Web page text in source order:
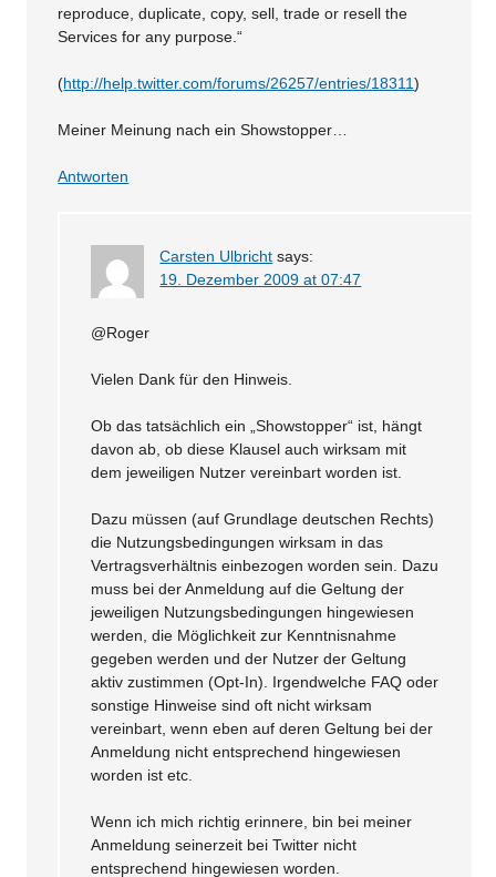
reproduce, duplicate, copy, sell, trade or resell the
Services for any purpose.“
(http://help.twitter.com/forums/26257/entries/18311)
Meiner Meinung nach ein Showstopper…
Antworten
Carsten Ulbricht says:
19. Dezember 2009 at 07:47
@Roger
Vielen Dank für den Hinweis.
Ob das tatsächlich ein „Showstopper“ ist, hängt
davon ab, ob diese Klausel auch wirksam mit
dem jeweiligen Nutzer vereinbart worden ist.
Dazu müssen (auf Grundlage deutschen Rechts)
die Nutzungsbedingungen wirksam in das
Vertragsverhältnis einbezogen worden sein. Dazu
muss bei der Anmeldung auf die Geltung der
jeweiligen Nutzungsbedingungen hingewiesen
werden, die Möglichkeit zur Kenntnisnahme
gegeben werden und der Nutzer der Geltung
aktiv zustimmen (Opt-In). Irgendwelche FAQ oder
sonstige Hinweise sind oft nicht wirksam
vereinbart, wenn eben auf deren Geltung bei der
Anmeldung nicht entsprechend hingewiesen
worden ist etc.
Wenn ich mich richtig erinnere, bin bei meiner
Anmeldung seinerzeit bei Twitter nicht
entsprechend hingewiesen worden.